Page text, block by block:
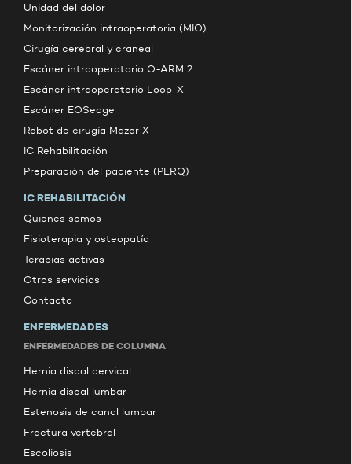
Unidad del dolor
Monitorización intraoperatoria (MIO)
Cirugía cerebral y craneal
Escáner intraoperatorio O-ARM 2
Escáner intraoperatorio Loop-X
Escáner EOSedge
Robot de cirugía Mazor X
IC Rehabilitación
Preparación del paciente (PERQ)
IC REHABILITACIÓN
Quienes somos
Fisioterapia y osteopatía
Terapias activas
Otros servicios
Contacto
ENFERMEDADES
ENFERMEDADES DE COLUMNA
Hernia discal cervical
Hernia discal lumbar
Estenosis de canal lumbar
Fractura vertebral
Escoliosis